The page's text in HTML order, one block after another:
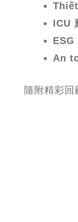
ICU
ESG
An
隨附精彩回